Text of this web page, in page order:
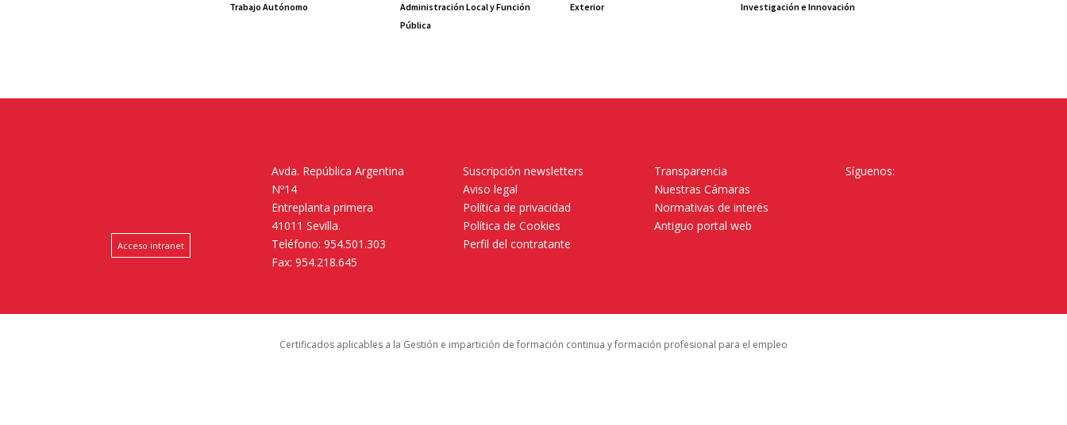
Trabajo Autónomo
Administración Local y Función
Pública
Exterior
Investigación e Innovación
Acceso intranet
Avda. República Argentina
Nº14
Entreplanta primera
41011 Sevilla.
Teléfono: 954.501.303
Fax: 954.218.645
Suscripción newsletters
Aviso legal
Política de privacidad
Política de Cookies
Perfil del contratante
Transparencia
Nuestras Cámaras
Normativas de interés
Antiguo portal web
Síguenos:
Certificados aplicables a la Gestión e impartición de formación continua y formación profesional para el empleo